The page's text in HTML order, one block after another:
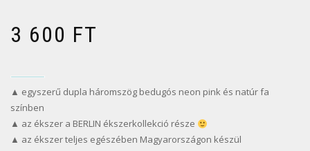
3 600 FT
▲ egyszerű dupla háromszög bedugós neon pink és natúr fa
színben
▲ az ékszer a BERLIN ékszerkollekció része
▲ az ékszer teljes egészében Magyarországon készül